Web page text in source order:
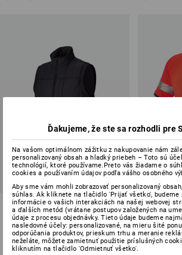
PREDAJ -45%
Vesta e.s.iconic
3 farieb
67,53 €36,89 €
Reflexné
tričko
3 farieb
42,93 €
Ďakujeme, že ste sa rozhodli pre
Na vašom optimálnom zážitku z nakupovanie nám
personalizovaný obsah a hladký priebeh – Toto sú
technológií, ktoré používame.Preto vás žiadame o
cookies a používaním údajov podľa vášho osobného
Aby sme vám mohli zobrazovať personalizovaný
súhlas. Ak kliknete na tlačidlo 'Prijať všetko', budeme
informácie o vašich interakciách na našej webovej
a ďalších metód (vrátane postupov založených na
údaje z procesu objednávky. Tieto údaje budeme
nasledovné účely: personalizované, na mieru šité
odporúčania produktov, prieskum trhu a meranie
neželáte, môžete zamietnuť použitie príslušných
kliknutím na tlačidlo 'Odmietnuť všetko'.